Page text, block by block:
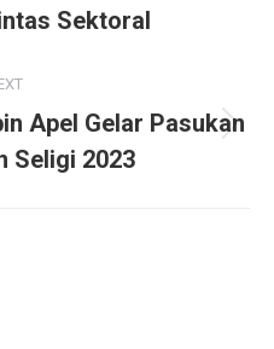
post: Sektoral
Next
post:
Apel Gelar Pasukan
Seligi 2023